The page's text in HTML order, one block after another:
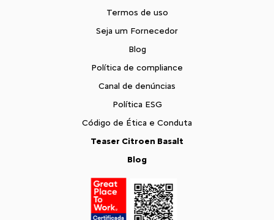
Termos de uso
Seja um Fornecedor
Blog
Política de compliance
Canal de denúncias
Política ESG
Código de Ética e Conduta
Teaser Citroen Basalt
Blog